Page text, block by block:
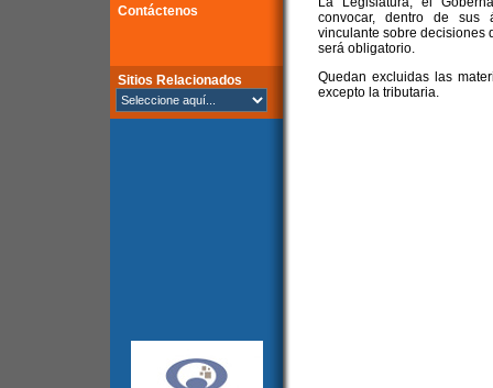
Contáctenos
Sitios Relacionados
convocar, dentro de sus
vinculante sobre decisiones
será obligatorio.
Quedan excluidas las
excepto la tributaria.